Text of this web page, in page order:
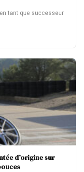
tant que successeur
d’origine sur